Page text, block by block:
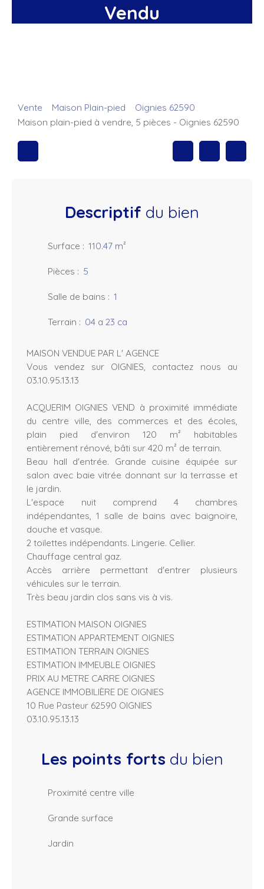
Vendu
Vente Maison Plain-pied
Oignies 62590
Maison plain-pied à vendre, 5 pièces - Oignies 62590
Descriptif du bien
Surface : 110.47 m²
Pièces : 5
Salle de bains : 1
Terrain : 04 a 23 ca
MAISON VENDUE PAR L' AGENCE
Vous vendez sur OIGNIES, contactez nous au
03.10.95.13.13
ACQUERIM OIGNIES VEND à proximité immédiate
du centre ville, des commerces et des écoles,
plain pied d'environ 120 m² habitables
entièrement rénové, bâti sur 420 m² de terrain.
Beau hall d'entrée. Grande cuisine équipée sur
salon avec baie vitrée donnant sur la terrasse et
le jardin.
L'espace nuit comprend 4 chambres
indépendantes, 1 salle de bains avec baignoire,
douche et vasque.
2 toilettes indépendants. Lingerie. Cellier.
Chauffage central gaz.
Accès arrière permettant d'entrer plusieurs
véhicules sur le terrain.
Très beau jardin clos sans vis à vis.
ESTIMATION MAISON OIGNIES
ESTIMATION APPARTEMENT OIGNIES
ESTIMATION TERRAIN OIGNIES
ESTIMATION IMMEUBLE OIGNIES
PRIX AU METRE CARRE OIGNIES
AGENCE IMMOBILIÈRE DE OIGNIES
10 Rue Pasteur 62590 OIGNIES
03.10.95.13.13
Les points forts du bien
Proximité centre ville
Grande surface
Jardin